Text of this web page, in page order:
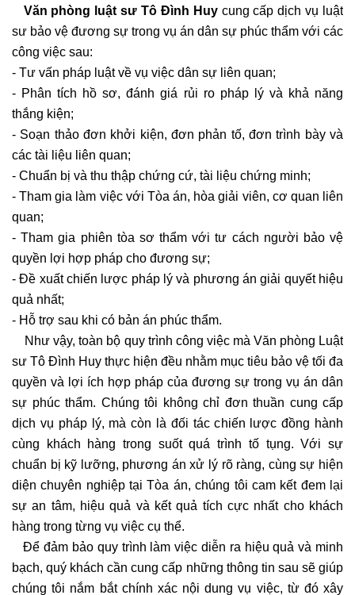
Văn phòng luật sư Tô Đình Huy cung cấp dịch vụ luật
sư bảo vệ đương sự trong vụ án dân sự phúc thẩm với các
công việc sau:
- Tư vấn pháp luật về vụ việc dân sự liên quan;
- Phân tích hồ sơ, đánh giá rủi ro pháp lý và khả năng
thắng kiện;
- Soạn thảo đơn khởi kiện, đơn phản tố, đơn trình bày và
các tài liệu liên quan;
- Chuẩn bị và thu thập chứng cứ, tài liệu chứng minh;
- Tham gia làm việc với Tòa án, hòa giải viên, cơ quan liên
quan;
- Tham gia phiên tòa sơ thẩm với tư cách người bảo vệ
quyền lợi hợp pháp cho đương sự;
- Đề xuất chiến lược pháp lý và phương án giải quyết hiệu
quả nhất;
- Hỗ trợ sau khi có bản án phúc thẩm.
Như vậy, toàn bộ quy trình công việc mà Văn phòng Luật
sư Tô Đình Huy thực hiện đều nhằm mục tiêu bảo vệ tối đa
quyền và lợi ích hợp pháp của đương sự trong vụ án dân
sự phúc thẩm. Chúng tôi không chỉ đơn thuần cung cấp
dịch vụ pháp lý, mà còn là đối tác chiến lược đồng hành
cùng khách hàng trong suốt quá trình tố tụng. Với sự
chuẩn bị kỹ lưỡng, phương án xử lý rõ ràng, cùng sự hiện
diện chuyên nghiệp tại Tòa án, chúng tôi cam kết đem lại
sự an tâm, hiệu quả và kết quả tích cực nhất cho khách
hàng trong từng vụ việc cụ thể.
Để đảm bảo quy trình làm việc diễn ra hiệu quả và minh
bạch, quý khách cần cung cấp những thông tin sau sẽ giúp
chúng tôi nắm bắt chính xác nội dung vụ việc, từ đó xây